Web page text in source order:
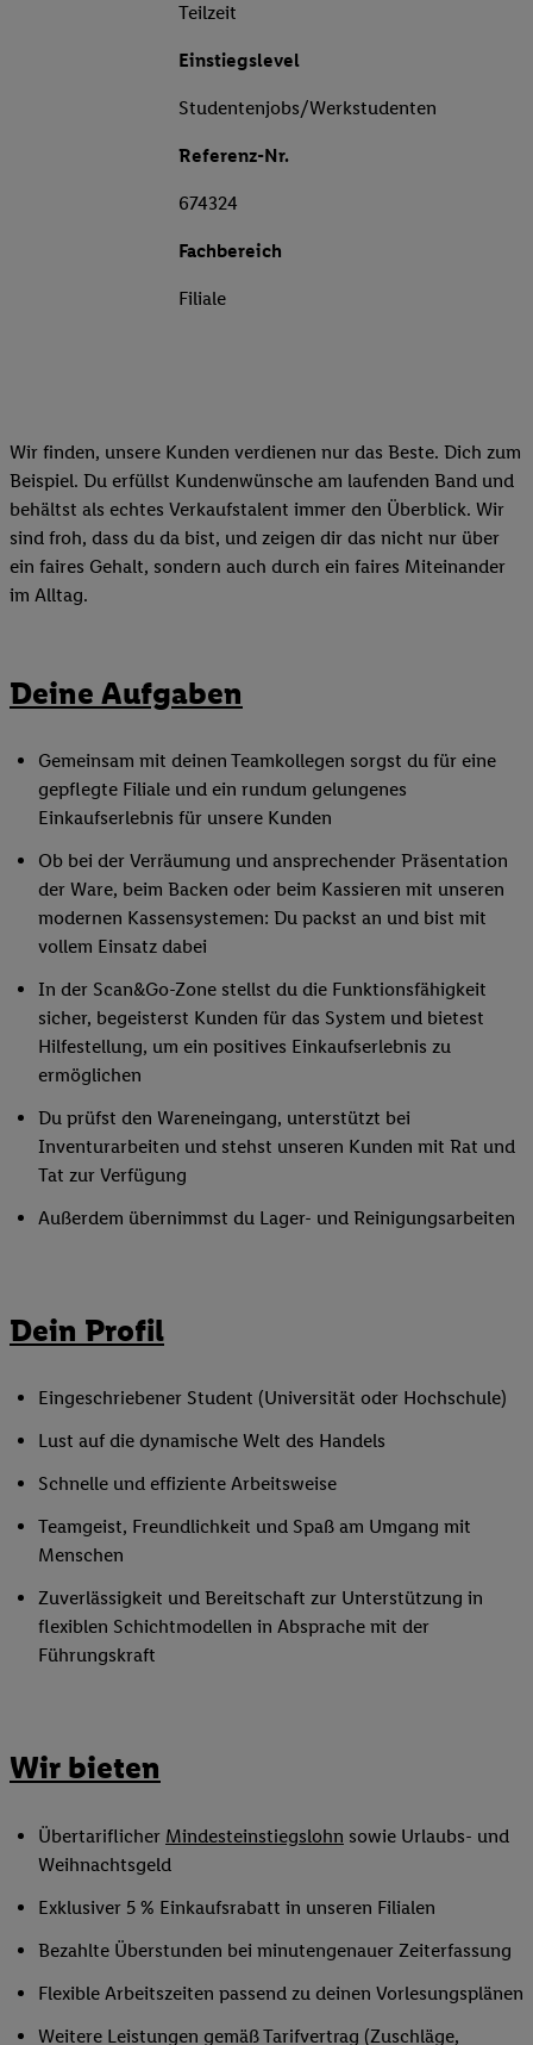
Teilzeit
Einstiegslevel
Studentenjobs/Werkstudenten
Referenz-Nr.
674324
Fachbereich
Filiale
Wir finden, unsere Kunden verdienen nur das Beste. Dich zum
Beispiel. Du erfüllst Kundenwünsche am laufenden Band und
behältst als echtes Verkaufstalent immer den Überblick. Wir
sind froh, dass du da bist, und zeigen dir das nicht nur über
ein faires Gehalt, sondern auch durch ein faires Miteinander
im Alltag.
Deine Aufgaben
Gemeinsam mit deinen Teamkollegen sorgst du für eine
gepflegte Filiale und ein rundum gelungenes
Einkaufserlebnis für unsere Kunden
Ob bei der Verräumung und ansprechender Präsentation
der Ware, beim Backen oder beim Kassieren mit unseren
modernen Kassensystemen: Du packst an und bist mit
vollem Einsatz dabei
In der Scan&Go-Zone stellst du die Funktionsfähigkeit
sicher, begeisterst Kunden für das System und bietest
Hilfestellung, um ein positives Einkaufserlebnis zu
ermöglichen
Du prüfst den Wareneingang, unterstützt bei
Inventurarbeiten und stehst unseren Kunden mit Rat und
Tat zur Verfügung
Außerdem übernimmst du Lager- und Reinigungsarbeiten
Dein Profil
Eingeschriebener Student (Universität oder Hochschule)
Lust auf die dynamische Welt des Handels
Schnelle und effiziente Arbeitsweise
Teamgeist, Freundlichkeit und Spaß am Umgang mit
Menschen
Zuverlässigkeit und Bereitschaft zur Unterstützung in
flexiblen Schichtmodellen in Absprache mit der
Führungskraft
Wir bieten
Übertariflicher Mindesteinstiegslohn sowie Urlaubs- und
Weihnachtsgeld
Exklusiver 5 % Einkaufsrabatt in unseren Filialen
Bezahlte Überstunden bei minutengenauer Zeiterfassung
Flexible Arbeitszeiten passend zu deinen Vorlesungsplänen
Weitere Leistungen gemäß Tarifvertrag (Zuschläge,